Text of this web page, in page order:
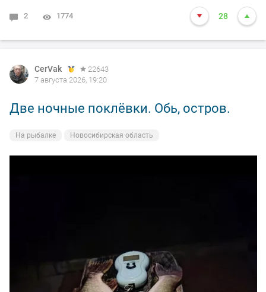
2 1774 28
CerVak
22643
7 августа 2026, 19:20
Две ночные поклёвки. Обь, остров.
На рыбалке Новосибирская область